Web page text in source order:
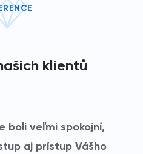
klientů
boli veľmi spokojní,
aj prístup Vášho